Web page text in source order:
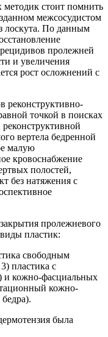
стоит помнить
межсосудистом
лоскута. По данным
пролежней
и увеличения
рост осложнений с
реконструктивно-
точкой в поисках
вертела бедренной
малую
кровоснабжение
полостей,
без натяжения с
пролежневого
пластик:
свободным
пластика с
и кожно-фасциальных
кожно-
была